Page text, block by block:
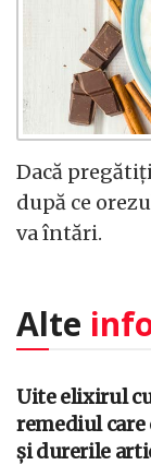
Dacă
după ce
va întări.
Alte
Uite elixirul
remediul care
și durerile